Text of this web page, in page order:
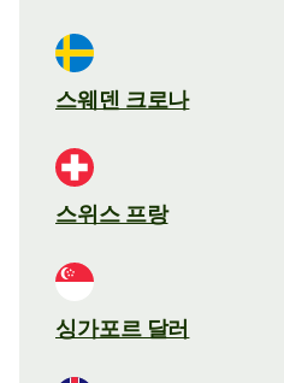
스웨덴 크로나
스위스 프랑
싱가포르 달러